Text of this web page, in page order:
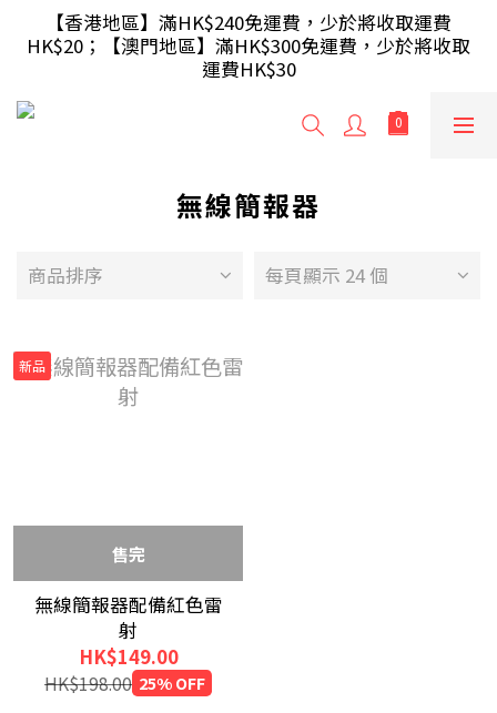
【滿額即送】訂單滿$499 送 USB 無線滑鼠 / 30W USB
充電器 ; 滿$699 再送 AA/AAA 電芯40粒(隨機及根據庫
存調整)
【香港地區】滿HK$240免運費，少於將收取運費
HK$20；【澳門地區】滿HK$300免運費，少於將收取
運費HK$30
【滿額即送】訂單滿$499 送 USB 無線滑鼠 / 30W USB
充電器 ; 滿$699 再送 AA/AAA 電芯40粒(隨機及根據庫
無線簡報器
商品排序 每頁顯示 24 個
新品
售完
無線簡報器配備紅色雷
射
HK$149.00
HK$198.00 25% OFF